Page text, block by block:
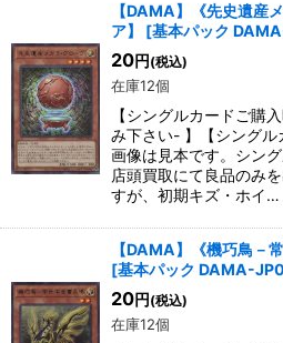
【DAMA】《先史遺産
ア】
[基本パック
20円 (税込)
在庫12個
【シングルカードご購
み下さい- 】【シングル
画像は見本です。シン
店頭買取にて良品のみ
すが、初期キズ・ホイ…
【DAMA】《機巧鳥－
[基本パック DAMA-
20円 (税込)
在庫12個